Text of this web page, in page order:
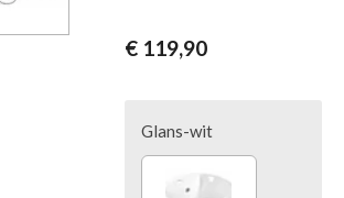
€ 119,90
Glans-wit